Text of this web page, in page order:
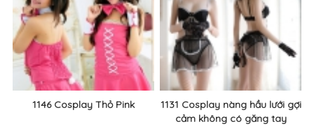
1146 Cosplay Thỏ Pink
1131 Cosplay nàng hầu lưới gợi
cảm không có găng tay